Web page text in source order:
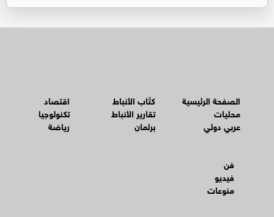
الصفحة الرئيسية
محليات
عربي دولي
كتّاب الأنباط
تقارير الأنباط
برلمان
اقتصاد
تكنولوجيا
رياضة
فن
فيديو
منوعات